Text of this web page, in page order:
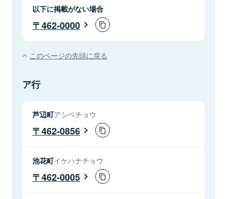
以下に掲載がない場合
462-0000
このページの先頭に戻る
ア行
芦辺町アシベチョウ
462-0856
池花町イケハナチョウ
462-0005